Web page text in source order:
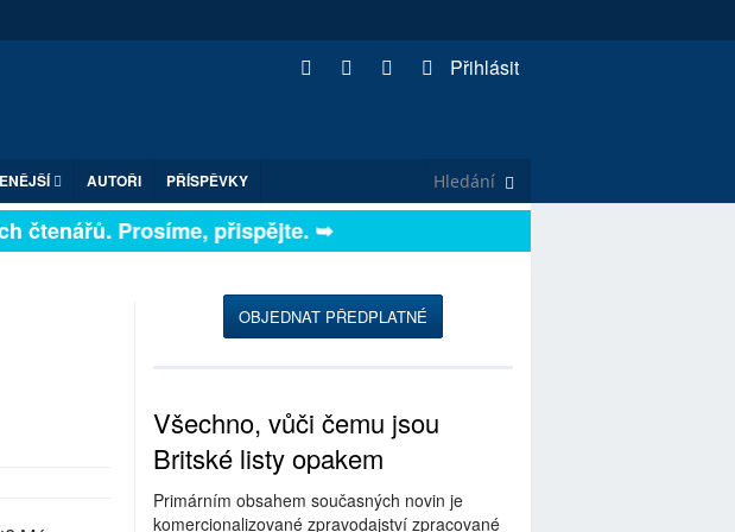
Přihlásit
AUTOŘI PŘÍSPĚVKY
Prosíme, přispějte. ➥
OBJEDNAT PŘEDPLATNÉ
Všechno, vůči čemu jsou
Britské listy opakem
Primárním obsahem současných novin je
komercionalizované zpravodajství zpracované